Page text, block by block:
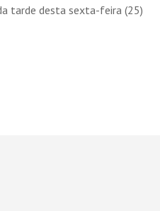
tarde desta sexta-feira (25)